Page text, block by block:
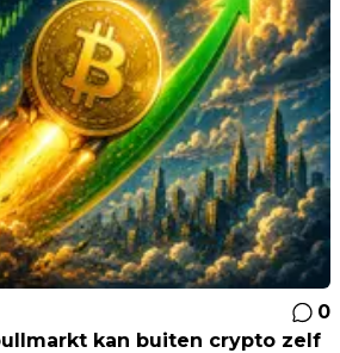
0
kan buiten crypto zelf